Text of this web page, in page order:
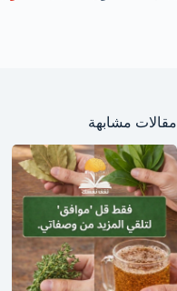
مقالات مشابهة